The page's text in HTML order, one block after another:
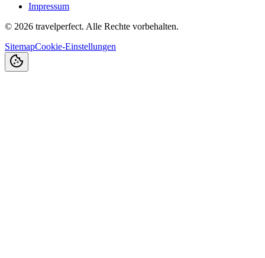
Impressum
© 2026 travelperfect. Alle Rechte vorbehalten.
SitemapCookie-Einstellungen